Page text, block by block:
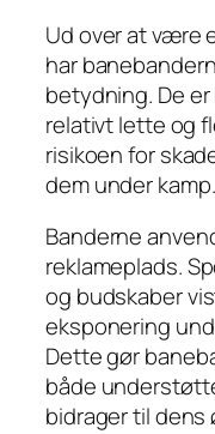
Ud over at være
har
betydning. De
relativt lette og
risikoen for
dem under kamp.
Banderne
reklameplads.
og budskaber
eksponering
Dette gør
både
bidrager til dens